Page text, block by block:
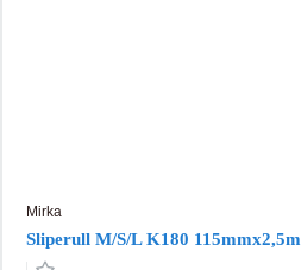
Mirka
Sliperull M/S/L K180 115mmx2,5m